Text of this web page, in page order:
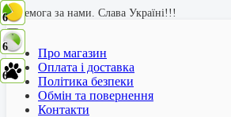
Перемога за нами. Слава Україні!!!
Про магазин
Оплата і доставка
Політика безпеки
Обмін та повернення
Контакти
6
6
6
6
6
6
6
6
6
6
6
6
6
6
6